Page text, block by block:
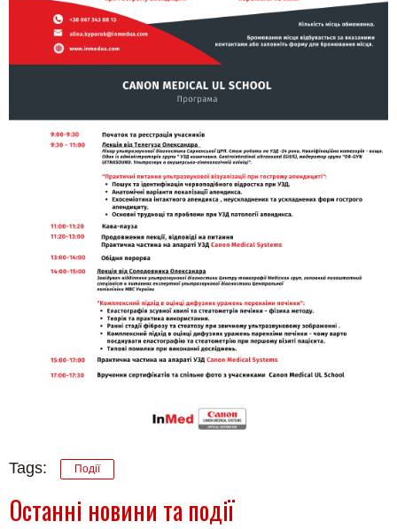
Tags: Події
Останні новини та події